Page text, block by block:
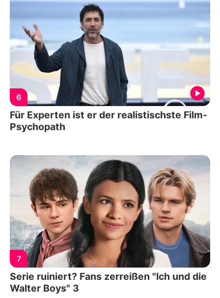
6
Für Experten ist er der realistischste Film-
Psychopath
7
Serie ruiniert? Fans zerreißen "Ich und die
Walter Boys" 3